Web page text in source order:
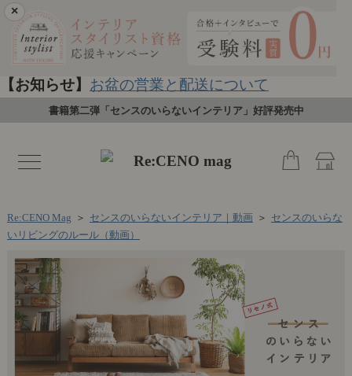
×
【お知らせ】 お盆の営業と配送について
書籍第二弾「センスのいらないインテリア」好評発売中
toggle
navigation
Re:CENO Mag ＞ センスのいらないインテリア｜動画 ＞ センスのいらな
いリビングのルール（動画）